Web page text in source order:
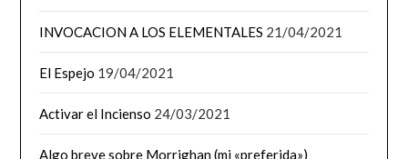
INVOCACION A LOS ELEMENTALES 21/04/2021
El Espejo 19/04/2021
Activar el Incienso 24/03/2021
Algo breve sobre Morrighan (mi «preferida»)